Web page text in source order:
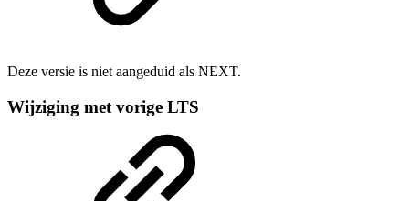
Deze versie is niet aangeduid als NEXT.
Wijziging met vorige LTS